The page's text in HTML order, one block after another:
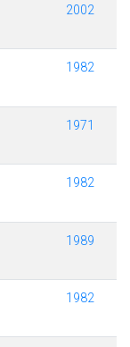
2002
1982
1971
1982
1989
1982